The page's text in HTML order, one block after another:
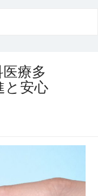
療多
と安心